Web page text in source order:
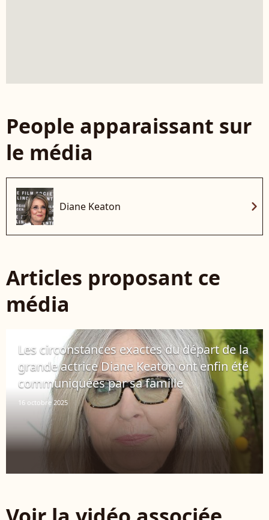
People apparaissant sur
le média
Diane Keaton chevron_right
Articles proposant ce
média
Les circonstances exactes du départ de la
grande actrice Diane Keaton ont enfin été
communiquées par sa famille
16 octobre 2025